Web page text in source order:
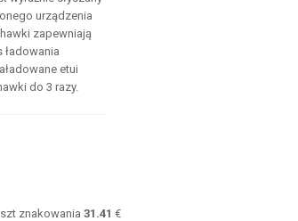
urządzenia
zapewniają
ładowania
etui
do 3 razy.
znakowania 31.41 €